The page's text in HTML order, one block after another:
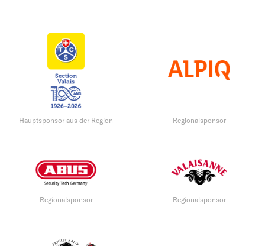
Hauptsponsor aus der Region Regionalsponsor
Regionalsponsor Regionalsponsor